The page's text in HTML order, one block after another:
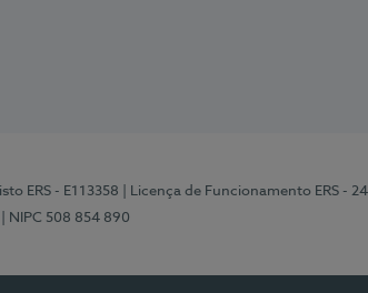
ERS - E113358 | Licença de Funcionamento ERS -
| NIPC 508 854 890